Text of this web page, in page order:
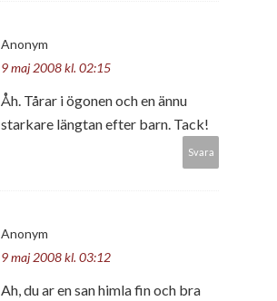
Anonym
9 maj 2008 kl. 02:15
Åh. Tårar i ögonen och en ännu
starkare längtan efter barn. Tack!
Svara
Anonym
9 maj 2008 kl. 03:12
Ah, du ar en san himla fin och bra